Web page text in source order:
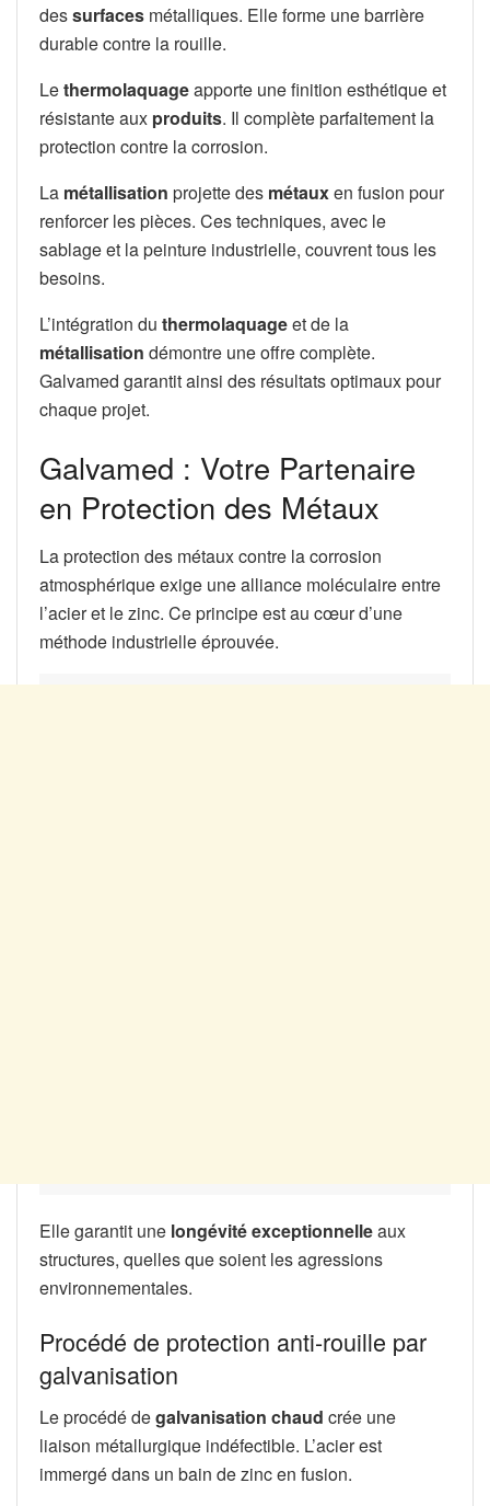
dessurfaces métalliques. Elle forme une barrière
durable contre la rouille.
Lethermolaquageapporte une finition esthétique et
résistante aux produits. Il complète parfaitement la
protection contre la corrosion.
La métallisation projette des métauxen fusion pour
renforcer les pièces. Ces techniques, avec le
sablage et la peinture industrielle, couvrent tous les
besoins.
L’intégration du thermolaquageet de la
métallisation démontre une offre complète.
Galvamed garantit ainsi des résultats optimaux pour
chaque projet.
Galvamed : Votre Partenaire
en Protection des Métaux
La protection des métaux contre la corrosion
atmosphérique exige une alliance moléculaire entre
l’acier et le zinc. Ce principe est au cœur d’une
méthode industrielle éprouvée.
Elle garantit une longévité exceptionnelleaux
structures, quelles que soient les agressions
environnementales.
Procédé de protection anti-rouille par
galvanisation
Le procédé degalvanisation chaud crée une
liaison métallurgique indéfectible. L’acier est
immergé dans un bain de zinc en fusion.